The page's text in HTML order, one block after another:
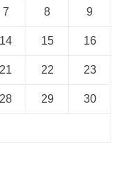
7 8 9
14 15 16
21 22 23
28 29 30